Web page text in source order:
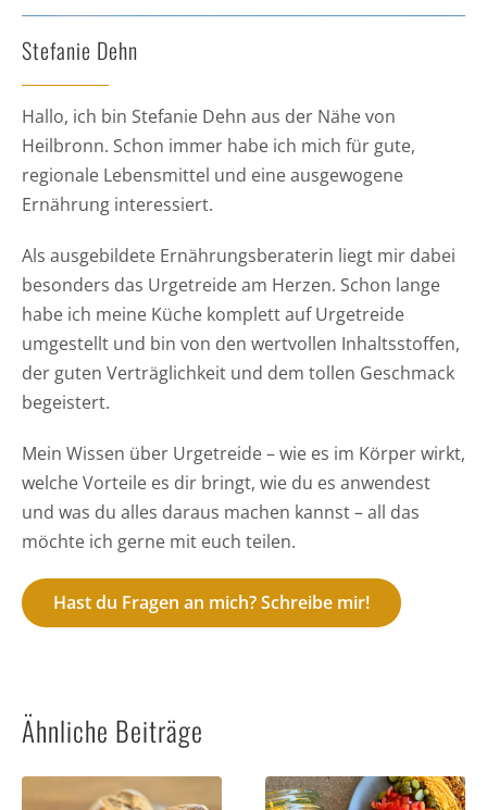
Stefanie Dehn
Hallo, ich bin Stefanie Dehn aus der Nähe von
Heilbronn. Schon immer habe ich mich für gute,
regionale Lebensmittel und eine ausgewogene
Ernährung interessiert.
Als ausgebildete Ernährungsberaterin liegt mir dabei
besonders das Urgetreide am Herzen. Schon lange
habe ich meine Küche komplett auf Urgetreide
umgestellt und bin von den wertvollen Inhaltsstoffen,
der guten Verträglichkeit und dem tollen Geschmack
begeistert.
Mein Wissen über Urgetreide – wie es im Körper wirkt,
welche Vorteile es dir bringt, wie du es anwendest
und was du alles daraus machen kannst – all das
möchte ich gerne mit euch teilen.
Hast du Fragen an mich? Schreibe mir!
Ähnliche Beiträge